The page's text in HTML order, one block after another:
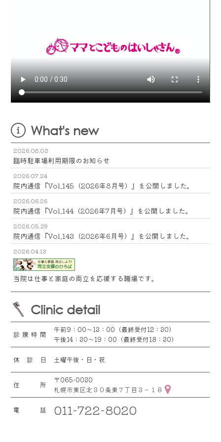
What's new
2026.08.03
臨時駐車場利用期限のお知らせ
2026.07.24
院内通信『Vol.145（2026年8月号）』を公開しました。
2026.06.26
院内通信『Vol.144（2026年7月号）』を公開しました。
2026.05.29
院内通信『Vol.143（2026年6月号）』を公開しました。
2026.04.13
当院は仕事と家庭の両立を応援する職場です。
Clinic detail
診療時間
午前9：00～13：00（最終受付12：30）
午後14：30～19：00（最終受付18：30）
休診日 土曜午後・日・祝
住所
〒065-0030
札幌市東区北３０条東７丁目３－１８
電話 011-722-8020